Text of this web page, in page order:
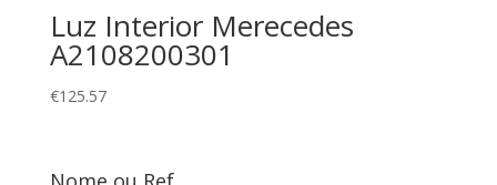
Luz Interior Merecedes
A2108200301
€125.57